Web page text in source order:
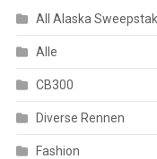
All Alaska
Alle
CB300
Diverse Rennen
Fashion